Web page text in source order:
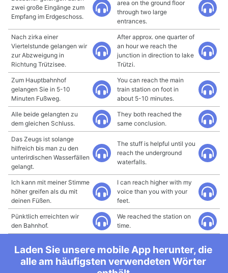
zwei große Eingänge zum
Empfang im Erdgeschoss.
area on the ground floor
through two large
entrances.
Nach zirka einer
Viertelstunde gelangen wir
zur Abzweigung in
Richtung Trützisee.
After approx. one quarter of
an hour we reach the
junction in direction to lake
Trützi.
Zum Hauptbahnhof
gelangen Sie in 5-10
Minuten Fußweg.
You can reach the main
train station on foot in
about 5-10 minutes.
Alle beide gelangten zu
dem gleichen Schluss.
They both reached the
same conclusion.
Das Zeugs ist solange
hilfreich bis man zu den
unterirdischen Wasserfällen
gelangt.
The stuff is helpful until you
reach the underground
waterfalls.
Ich kann mit meiner Stimme
höher greifen als du mit
deinen Füßen.
I can reach higher with my
voice than you with your
feet.
Pünktlich erreichten wir
den Bahnhof.
We reached the station on
time.
Laden Sie unsere mobile App herunter, die
alle am häufigsten verwendeten Wörter